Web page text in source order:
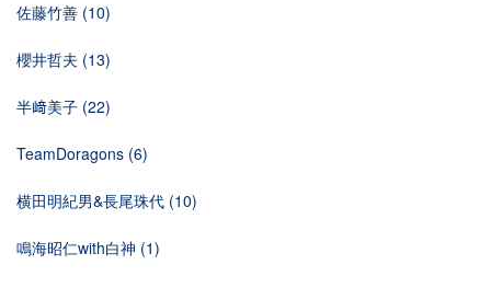
佐藤竹善 (10)
櫻井哲夫 (13)
半﨑美子 (22)
TeamDoragons (6)
横田明紀男&長尾珠代 (10)
鳴海昭仁with白神 (1)